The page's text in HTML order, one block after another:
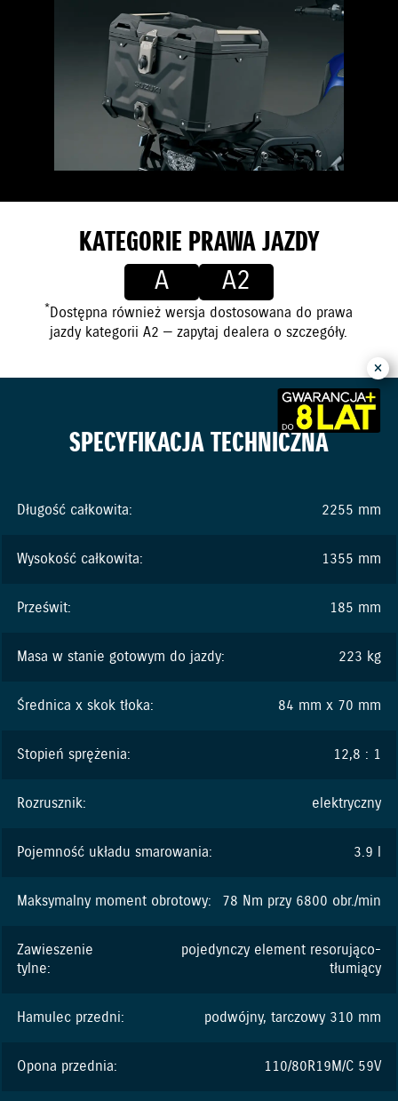
KATEGORIE PRAWA JAZDY
A A2
*Dostępna również wersja dostosowana do prawa
jazdy kategorii A2 — zapytaj dealera o szczegóły.
SPECYFIKACJA TECHNICZNA
Długość całkowita: 2255 mm
Wysokość całkowita: 1355 mm
Prześwit: 185 mm
Masa w stanie gotowym do jazdy: 223 kg
Średnica x skok tłoka: 84 mm x 70 mm
Stopień sprężenia: 12,8 : 1
Rozrusznik: elektryczny
Pojemność układu smarowania: 3.9 l
Maksymalny moment obrotowy: 78 Nm przy 6800 obr./min
Zawieszenie
tylne:
pojedynczy element resorująco-
tłumiący
Hamulec przedni: podwójny, tarczowy 310 mm
Opona przednia: 110/80R19M/C 59V